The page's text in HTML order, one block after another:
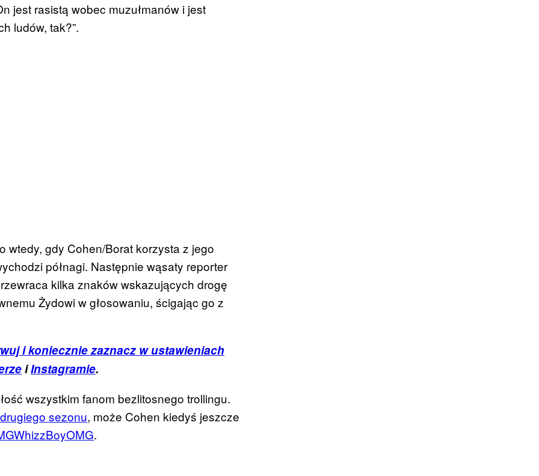
jest rasistą wobec muzułmanów i jest
ludów, tak?”.
wtedy, gdy Cohen/Borat korzysta z jego
półnagi. Następnie wąsaty reporter
kilka znaków wskazujących drogę
Żydowi w głosowaniu, ścigając go z
i koniecznie zaznacz w ustawieniach
iInstagramie.
wszystkim fanom bezlitosnego trollingu.
sezonu, może Cohen kiedyś jeszcze
.